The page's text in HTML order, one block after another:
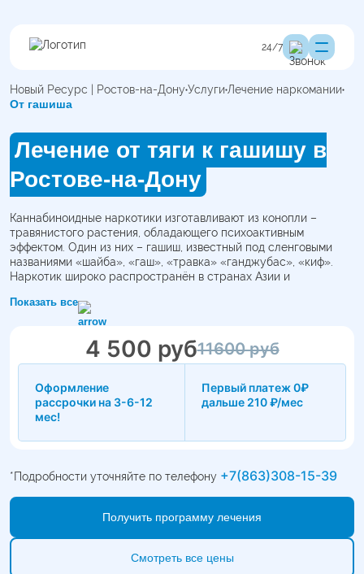
24/7
Новый Ресурс | Ростов-на-Дону Услуги Лечение наркомании
От гашиша
Лечение от тяги к гашишу в
Ростове-на-Дону
Каннабиноидные наркотики изготавливают из конопли –
травянистого растения, обладающего психоактивным
эффектом. Один из них – гашиш, известный под сленговыми
названиями «шайба», «гаш», «травка» «ганджубас», «киф».
Наркотик широко распространён в странах Азии и
его ежедневно.
Лечение зависимости от гашиша – одно из направлений
диагностику, подбираем медикаментозные методы и
программу реабилитации.
Показать все
11600 руб
4 500 руб
Оформление
рассрочки на 3-6-12
мес!
Первый платеж 0₽
дальше 210 ₽/мес
*Подробности уточняйте по телефону +7(863)308-15-39
Получить программу лечения
Смотреть все цены